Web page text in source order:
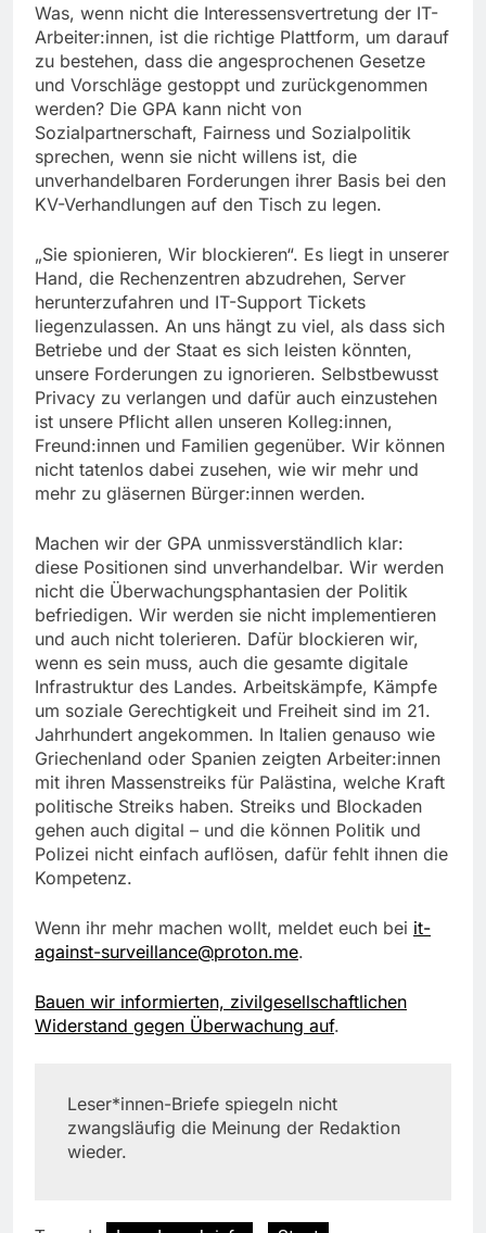
Was, wenn nicht die Interessensvertretung der IT-
Arbeiter:innen, ist die richtige Plattform, um darauf
zu bestehen, dass die angesprochenen Gesetze
und Vorschläge gestoppt und zurückgenommen
werden? Die GPA kann nicht von
Sozialpartnerschaft, Fairness und Sozialpolitik
sprechen, wenn sie nicht willens ist, die
unverhandelbaren Forderungen ihrer Basis bei den
KV-Verhandlungen auf den Tisch zu legen.
„Sie spionieren, Wir blockieren“. Es liegt in unserer
Hand, die Rechenzentren abzudrehen, Server
herunterzufahren und IT-Support Tickets
liegenzulassen. An uns hängt zu viel, als dass sich
Betriebe und der Staat es sich leisten könnten,
unsere Forderungen zu ignorieren. Selbstbewusst
Privacy zu verlangen und dafür auch einzustehen
ist unsere Pflicht allen unseren Kolleg:innen,
Freund:innen und Familien gegenüber. Wir können
nicht tatenlos dabei zusehen, wie wir mehr und
mehr zu gläsernen Bürger:innen werden.
Machen wir der GPA unmissverständlich klar:
diese Positionen sind unverhandelbar. Wir werden
nicht die Überwachungsphantasien der Politik
befriedigen. Wir werden sie nicht implementieren
und auch nicht tolerieren. Dafür blockieren wir,
wenn es sein muss, auch die gesamte digitale
Infrastruktur des Landes. Arbeitskämpfe, Kämpfe
um soziale Gerechtigkeit und Freiheit sind im 21.
Jahrhundert angekommen. In Italien genauso wie
Griechenland oder Spanien zeigten Arbeiter:innen
mit ihren Massenstreiks für Palästina, welche Kraft
politische Streiks haben. Streiks und Blockaden
gehen auch digital – und die können Politik und
Polizei nicht einfach auflösen, dafür fehlt ihnen die
Kompetenz.
Wenn ihr mehr machen wollt, meldet euch bei it-
against-surveillance@proton.me.
Bauen wir informierten, zivilgesellschaftlichen
Widerstand gegen Überwachung auf.
Leser*innen-Briefe spiegeln nicht
zwangsläufig die Meinung der Redaktion
wieder.